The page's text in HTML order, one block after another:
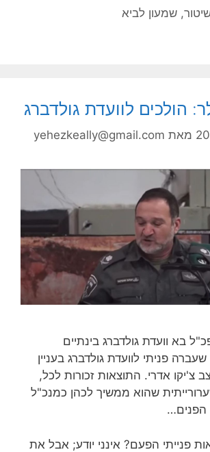
, שמעון לביא
הולכים לוועדת גולדברג
מאת yehezkeally@gmail.com
בא וועדת גולדברג בינתיים
פניתי לוועדת גולדברג בעניין
צ'יקו אדרי. התוצאות זכורות לכל,
שהוא ממשיך לכהן כמנכ"ל
הפנים…
פנייתי הפעם? אינני יודע; אבל את